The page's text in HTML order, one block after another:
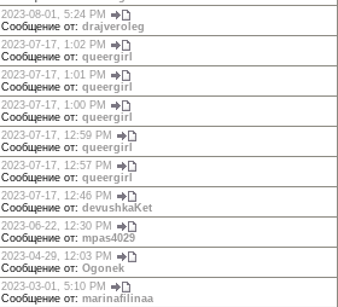
2023-08-01, 5:24 PM
Сообщение от: drajveroleg
2023-07-17, 1:02 PM
Сообщение от: queergirl
2023-07-17, 1:01 PM
Сообщение от: queergirl
2023-07-17, 1:00 PM
Сообщение от: queergirl
2023-07-17, 12:59 PM
Сообщение от: queergirl
2023-07-17, 12:57 PM
Сообщение от: queergirl
2023-07-17, 12:46 PM
Сообщение от: devushkaKet
2023-06-22, 12:30 PM
Сообщение от: mpas4029
2023-04-29, 12:03 PM
Сообщение от: Ogonek
2023-03-01, 5:10 PM
Сообщение от: marinafilinaa